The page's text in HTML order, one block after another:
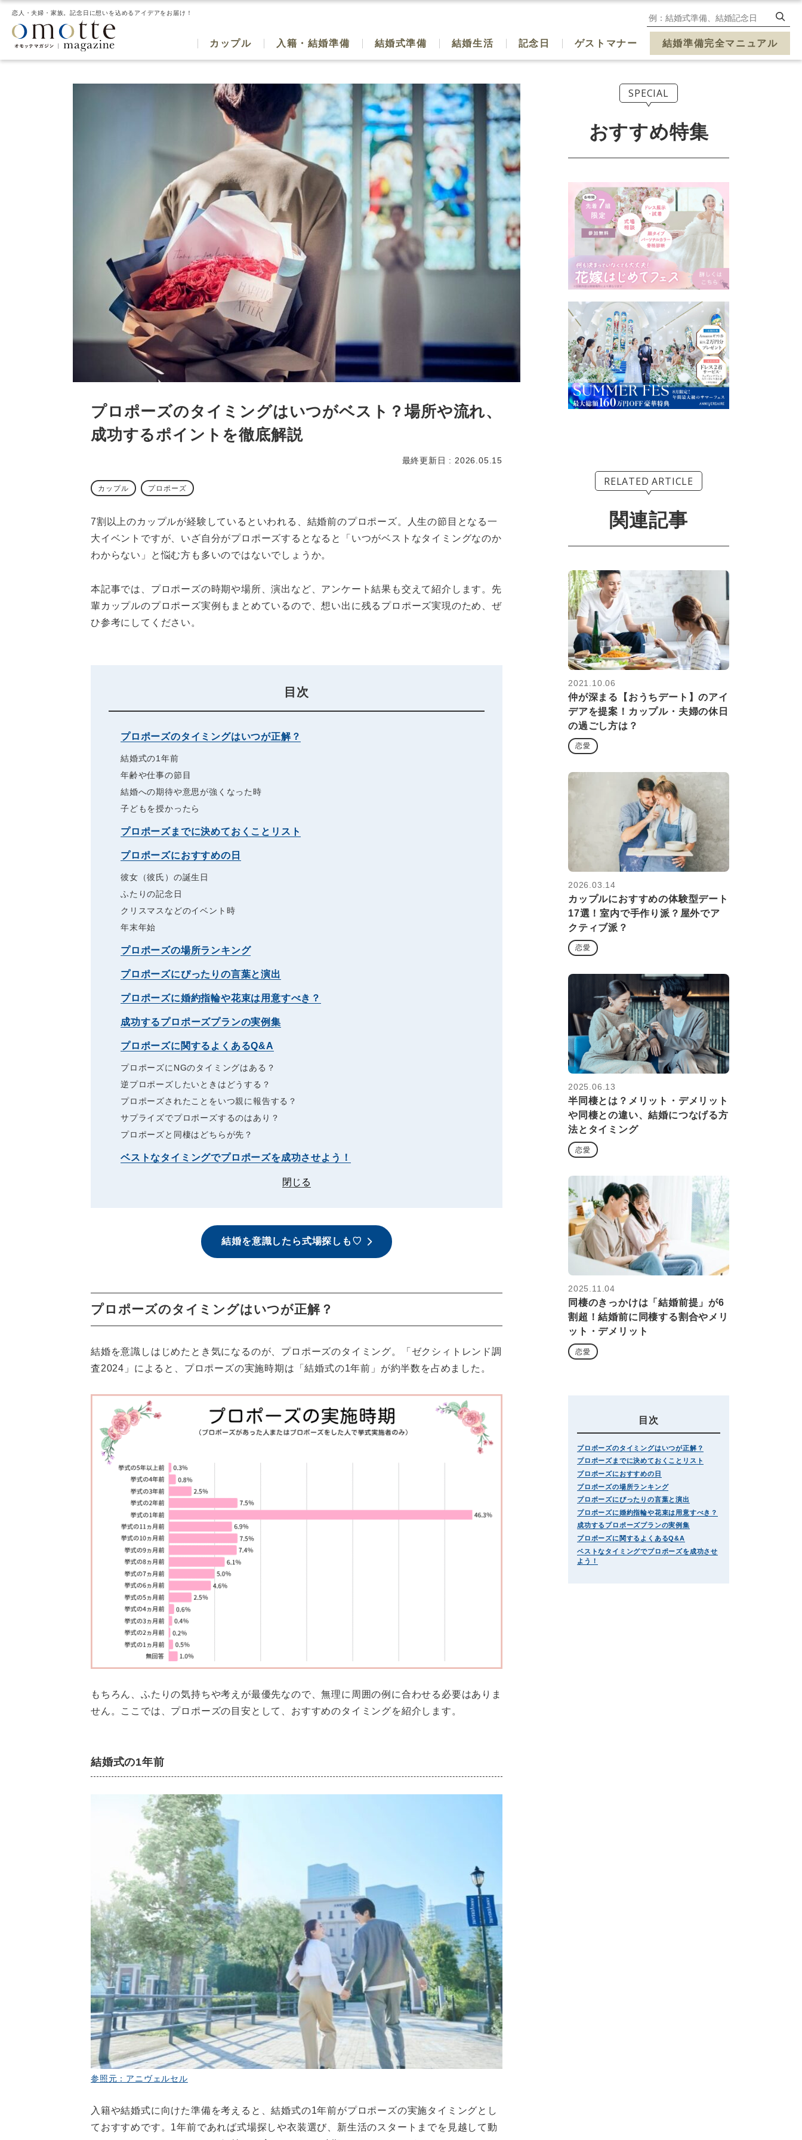
恋人・夫婦・家族。記念日に想いを込めるアイデアをお届け！
カップル 入籍・結婚準備 結婚式準備 結婚生活 記念日 ゲストマナー 結婚準備完全マニュアル
プロポーズのタイミングはいつがベスト？場所や流れ、
成功するポイントを徹底解説
最終更新日 : 2026.05.15
カップル プロポーズ
7割以上のカップルが経験しているといわれる、結婚前のプロポーズ。人生の節目となる一
大イベントですが、いざ自分がプロポーズするとなると「いつがベストなタイミングなのか
わからない」と悩む方も多いのではないでしょうか。
本記事では、プロポーズの時期や場所、演出など、アンケート結果も交えて紹介します。先
輩カップルのプロポーズ実例もまとめているので、想い出に残るプロポーズ実現のため、ぜ
ひ参考にしてください。
目次
プロポーズのタイミングはいつが正解？
結婚式の1年前
年齢や仕事の節目
結婚への期待や意思が強くなった時
子どもを授かったら
プロポーズまでに決めておくことリスト
プロポーズにおすすめの日
彼女（彼氏）の誕生日
ふたりの記念日
クリスマスなどのイベント時
年末年始
プロポーズの場所ランキング
プロポーズにぴったりの言葉と演出
プロポーズに婚約指輪や花束は用意すべき？
成功するプロポーズプランの実例集
プロポーズに関するよくあるQ&A
プロポーズにNGのタイミングはある？
逆プロポーズしたいときはどうする？
プロポーズされたことをいつ親に報告する？
サプライズでプロポーズするのはあり？
プロポーズと同棲はどちらが先？
ベストなタイミングでプロポーズを成功させよう！
閉じる
結婚を意識したら式場探しも♡
プロポーズのタイミングはいつが正解？
結婚を意識しはじめたとき気になるのが、プロポーズのタイミング。「ゼクシィトレンド調
査2024」によると、プロポーズの実施時期は「結婚式の1年前」が約半数を占めました。
もちろん、ふたりの気持ちや考えが最優先なので、無理に周囲の例に合わせる必要はありま
せん。ここでは、プロポーズの目安として、おすすめのタイミングを紹介します。
結婚式の1年前
参照元：アニヴェルセル
入籍や結婚式に向けた準備を考えると、結婚式の1年前がプロポーズの実施タイミングとし
ておすすめです。1年前であれば式場探しや衣装選び、新生活のスタートまでを見越して動
SPECIAL
おすすめ特集
RELATED ARTICLE
関連記事
2021.10.06
仲が深まる【おうちデート】のアイ
デアを提案！カップル・夫婦の休日
の過ごし方は？
恋愛
2026.03.14
カップルにおすすめの体験型デート
17選！室内で手作り派？屋外でア
クティブ派？
恋愛
2025.06.13
半同棲とは？メリット・デメリット
や同棲との違い、結婚につなげる方
法とタイミング
恋愛
2025.11.04
同棲のきっかけは「結婚前提」が6
割超！結婚前に同棲する割合やメリ
ット・デメリット
恋愛
目次
プロポーズのタイミングはいつが正解？
プロポーズまでに決めておくことリスト
プロポーズにおすすめの日
プロポーズの場所ランキング
プロポーズにぴったりの言葉と演出
プロポーズに婚約指輪や花束は用意すべき？
成功するプロポーズプランの実例集
プロポーズに関するよくあるQ&A
ベストなタイミングでプロポーズを成功させ
よう！